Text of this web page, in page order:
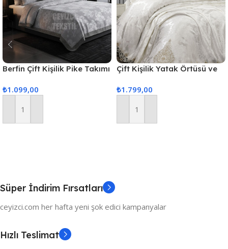
Berfin Çift Kişilik Pike Takımı
₺1.099,00
Sepete Ekle
Çift Kişilik Yatak Örtüsü ve
₺1.799,00
Sepete Ekle
Süper İndirim Fırsatları
ceyizci.com her hafta yeni şok edici kampanyalar
Hızlı Teslimat